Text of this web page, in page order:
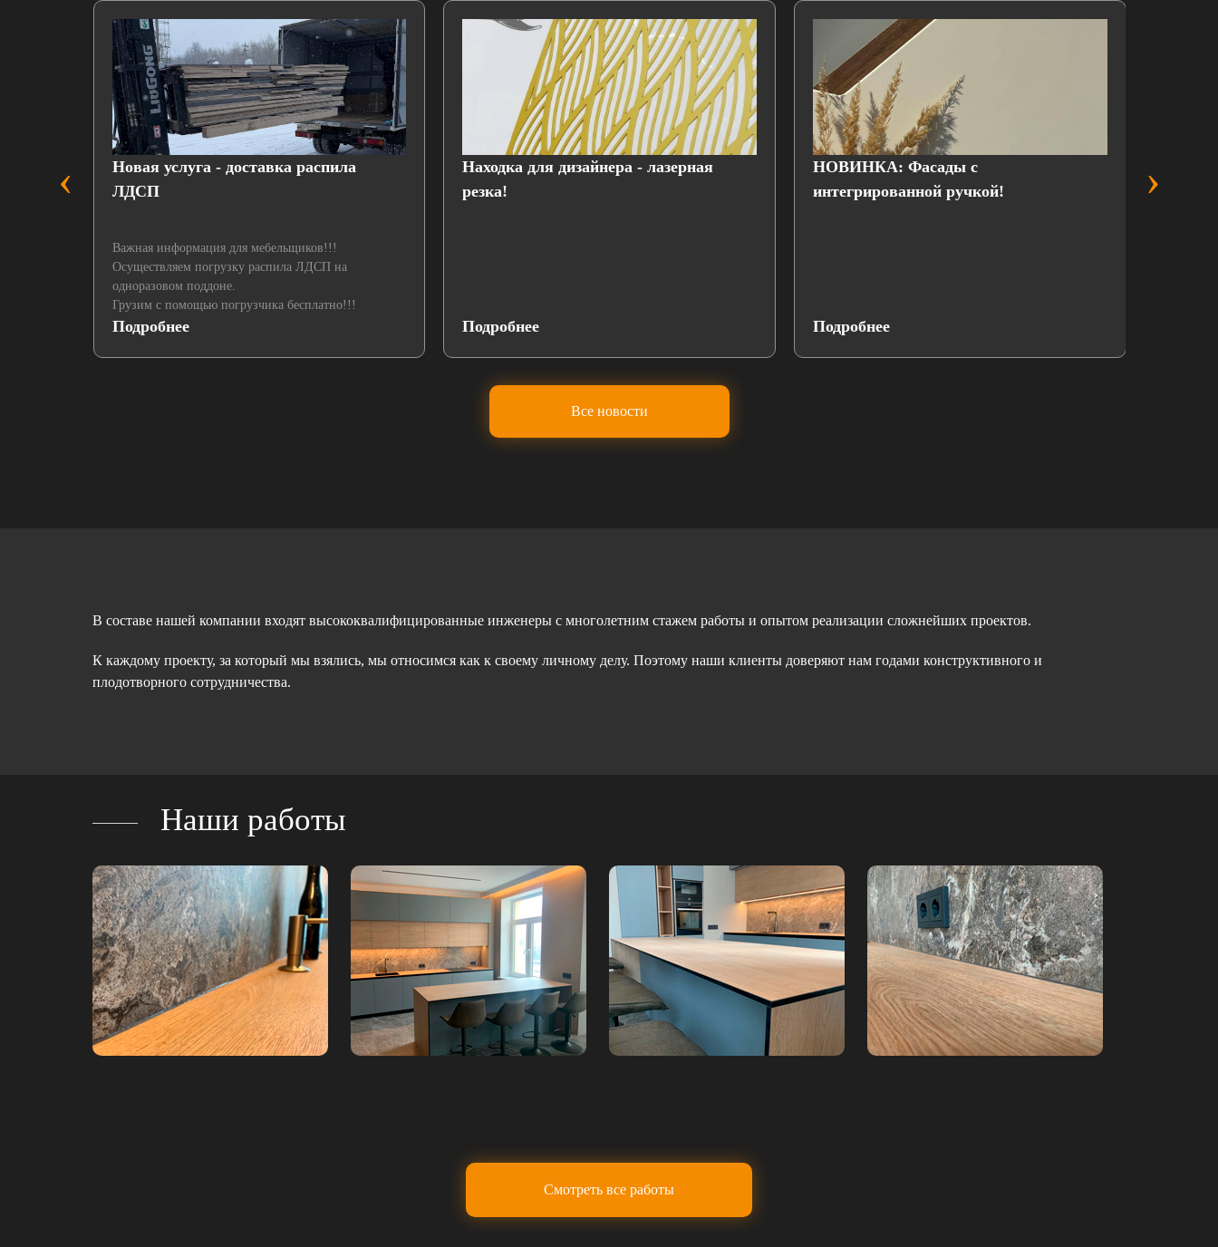
Новая услуга - доставка распила
ЛДСП
Важная информация для мебельщиков!!!
Осуществляем погрузку распила ЛДСП на
одноразовом поддоне.
Грузим с помощью погрузчика бесплатно!!!
Подробнее
Находка для дизайнера - лазерная
резка!
Подробнее
НОВИНКА: Фасады с
интегрированной ручкой!
Подробнее
‹ ›
Все новости
В составе нашей компании входят высококвалифицированные инженеры с многолетним стажем работы и опытом реализации сложнейших проектов.
К каждому проекту, за который мы взялись, мы относимся как к своему личному делу. Поэтому наши клиенты доверяют нам годами конструктивного и
плодотворного сотрудничества.
Наши работы
Смотреть все работы